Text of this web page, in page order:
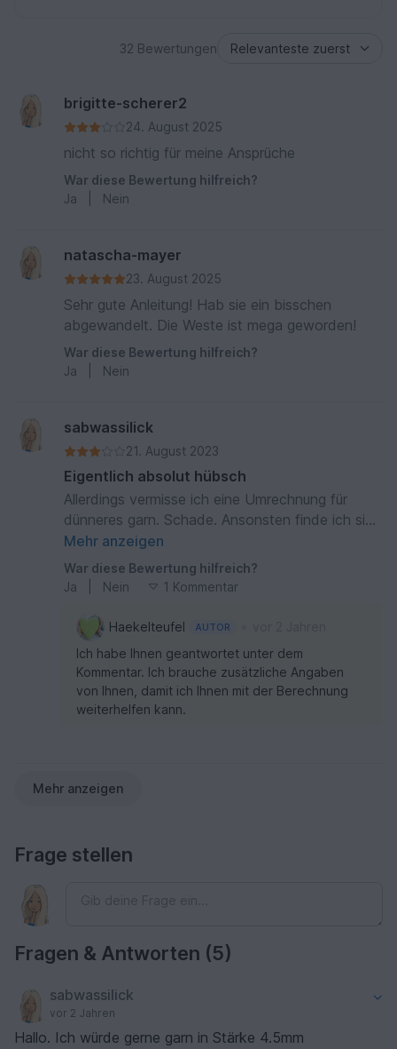
32 Bewertungen
brigitte-scherer2
24. August 2025
nicht so richtig für meine Ansprüche
War diese Bewertung hilfreich?
Ja
Nein
natascha-mayer
23. August 2025
Sehr gute Anleitung! Hab sie ein bisschen
abgewandelt. Die Weste ist mega geworden!
War diese Bewertung hilfreich?
Ja
Nein
sabwassilick
21. August 2023
Eigentlich absolut hübsch
Allerdings vermisse ich eine Umrechnung für
dünneres garn. Schade. Ansonsten finde ich sie
sehr gut gemacht. Hilft mir aber trotzdem noch
nicht. Hoffe Sie meldet sich noch
Mehr anzeigen
War diese Bewertung hilfreich?
Ja
Nein 1 Kommentar
Haekelteufel AUTOR
Ich habe Ihnen geantwortet unter dem
Kommentar. Ich brauche zusätzliche Angaben
von Ihnen, damit ich Ihnen mit der Berechnung
weiterhelfen kann.
Mehr anzeigen
Frage stellen
Fragen & Antworten (5)
sabwassilick
vor 2 Jahren
Hallo. Ich würde gerne garn in Stärke 4.5mm